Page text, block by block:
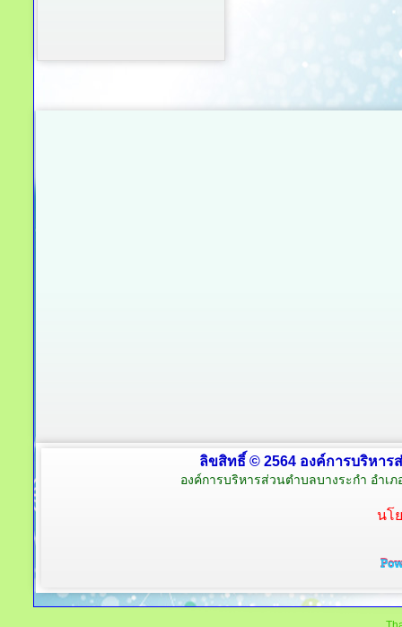
ลิขสิทธิ์ © 2564 องค์การบริหาร
องค์การบริหารส่วนตำบลบางระกำ อำเ
นโ